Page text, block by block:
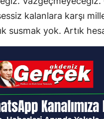
kalanlara karşı
susmak yok. Artık